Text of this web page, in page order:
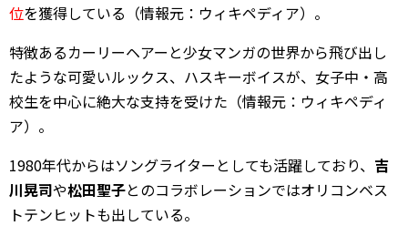
位を獲得している（情報元：ウィキペディア）。
特徴あるカーリーヘアーと少女マンガの世界から飛び出し
たような可愛いルックス、ハスキーボイスが、女子中・高
校生を中心に絶大な支持を受けた（情報元：ウィキペディ
ア）。
1980年代からはソングライターとしても活躍しており、 吉
川晃司や松田聖子とのコラボレーションではオリコンベス
トテンヒットも出している。